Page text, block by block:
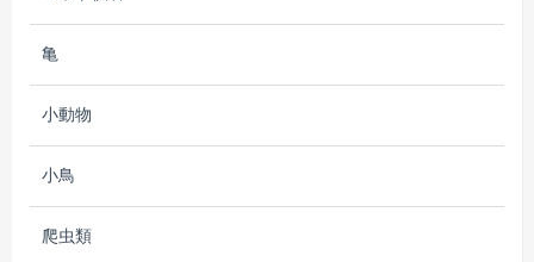
亀
小動物
小鳥
爬虫類